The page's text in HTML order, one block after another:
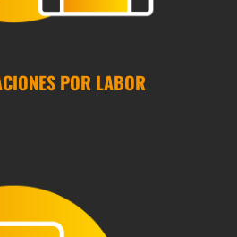
POR LABOR